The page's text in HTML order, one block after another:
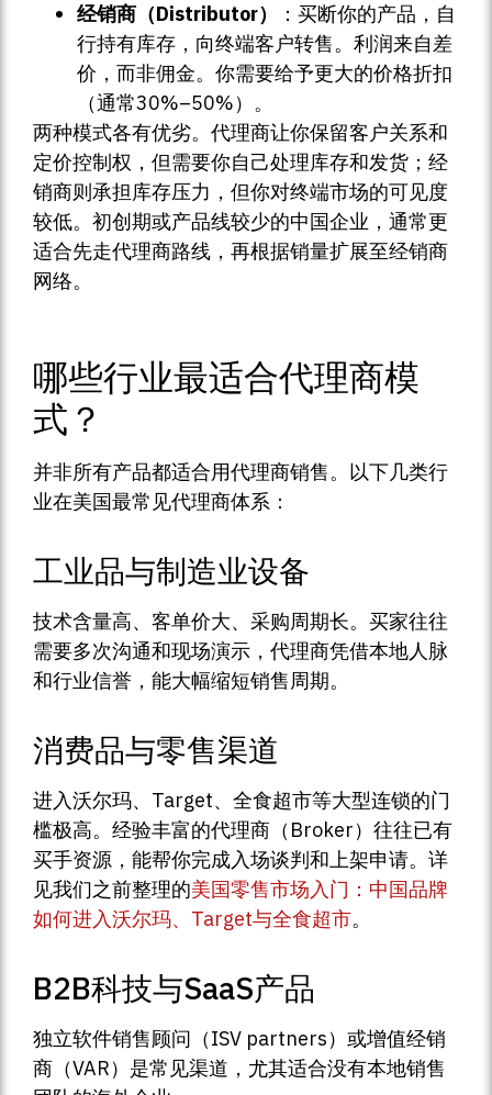
经销商（Distributor）
：买断你的产品，自
行持有库存，向终端客户转售。利润来自差
价，而非佣金。你需要给予更大的价格折扣
（通常30%–50%）。
两种模式各有优劣。代理商让你保留客户关系和
定价控制权，但需要你自己处理库存和发货；经
销商则承担库存压力，但你对终端市场的可见度
较低。初创期或产品线较少的中国企业，通常更
适合先走代理商路线，再根据销量扩展至经销商
网络。
哪些行业最适合代理商模
式？
并非所有产品都适合用代理商销售。以下几类行
业在美国最常见代理商体系：
工业品与制造业设备
技术含量高、客单价大、采购周期长。买家往往
需要多次沟通和现场演示，代理商凭借本地人脉
和行业信誉，能大幅缩短销售周期。
消费品与零售渠道
进入沃尔玛、Target、全食超市等大型连锁的门
槛极高。经验丰富的代理商（Broker）往往已有
买手资源，能帮你完成入场谈判和上架申请。详
见我们之前整理的美国零售市场入门：中国品牌
如何进入沃尔玛、Target与全食超市。
B2B科技与SaaS产品
独立软件销售顾问（ISV partners）或增值经销
商（VAR）是常见渠道，尤其适合没有本地销售